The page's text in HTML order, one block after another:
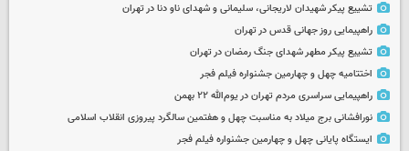
تشییع پیکر شهیدان لاریجانی، سلیمانی و شهدای ناو دنا در تهران
راهپیمایی روز جهانی قدس در تهران
تشییع پیکر مطهر شهدای جنگ رمضان در تهران
اختتامیه چهل و چهارمین جشنواره فیلم فجر
راهپیمایی سراسری مردم تهران در یوم‌الله ۲۲ بهمن
نورافشانی برج میلاد به مناسبت چهل‌ و هفتمین سالگرد پیروزی انقلاب اسلامی
ایستگاه پایانی چهل و چهارمین جشنواره فیلم فجر